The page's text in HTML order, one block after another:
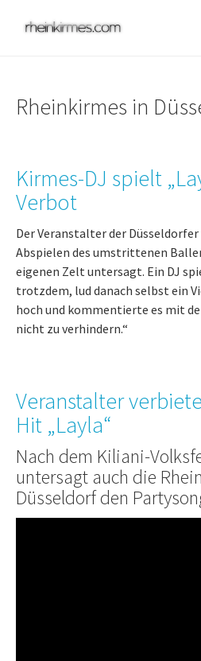
Rheinkirmes in
Kirmes-DJ spielt
Verbot
Der Veranstalter der
Abspielen des umstrittenen
eigenen Zelt untersagt. Ein DJ
trotzdem, lud danach selbst ein
hoch und kommentierte es mit
nicht zu verhindern.“
Veranstalter
Hit „Layla“
Nach dem Kiliani-
untersagt auch die
Düsseldorf den